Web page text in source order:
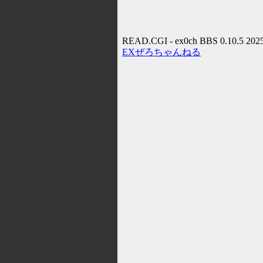
READ.CGI - ex0ch BBS 0.10.5
EXぜろちゃんねる